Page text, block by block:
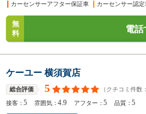
カーセンサーアフター保証車
カーセンサー認定
無
料
電話
ケーユー 横須賀店
総合評価 5 （クチコミ件数：
接客：5 雰囲気：4.9 アフター：5 品質：5